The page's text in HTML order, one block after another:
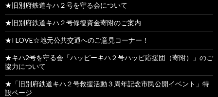
★旧別府鉄道キハ２号を守る会について
★旧別府鉄道キハ２号修復資金寄附のご案内
★I LOVE☆地元公共交通へのご意見コーナー！
★キハ2号を守る会「ハッピーキハ２号ハッピ応援団（寄附）」のご
協力について
★「旧別府鉄道キハ２号救援活動３周年記念市民公開イベント」特
設ページ